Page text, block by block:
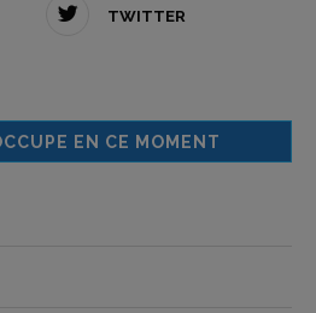
TWITTER
EN CE MOMENT